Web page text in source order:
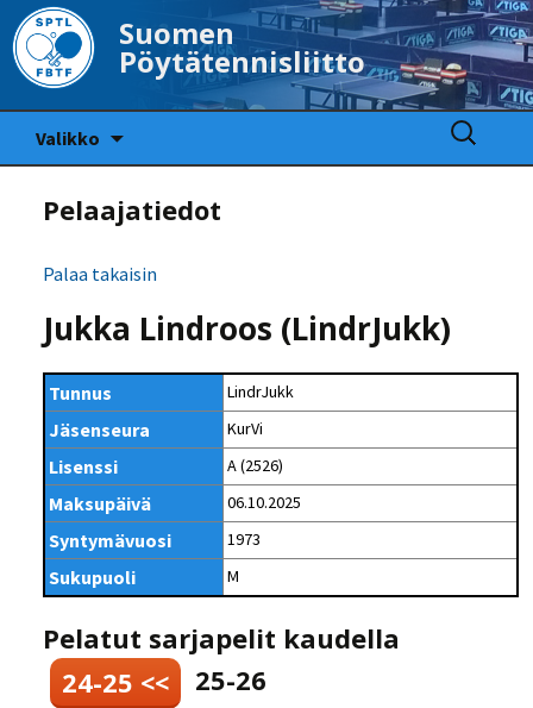
Suomen
Pöytätennisliitto
Valikko
Haku:
Pelaajatiedot
Palaa takaisin
Jukka Lindroos (LindrJukk)
Tunnus LindrJukk
Jäsenseura KurVi
Lisenssi A (2526)
Maksupäivä 06.10.2025
Syntymävuosi 1973
Sukupuoli M
Pelatut sarjapelit kaudella
24-25 <<
25-26